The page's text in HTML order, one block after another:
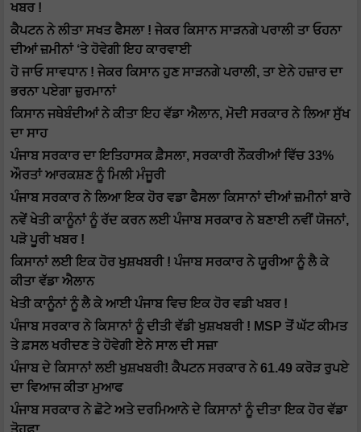
ਖਬਰ !
ਕੈਪਟਨ ਨੇ ਲੀਤਾ ਸਖਤ ਫੈਸਲਾ ! ਜੇਕਰ ਕਿਸਾਨ ਸਾੜਨਗੇ ਪਰਾਲੀ ਤਾ ਓਹਨਾ
ਦੀਆਂ ਜ਼ਮੀਨਾਂ ‘ਤੇ ਹੋਵੇਗੀ ਇਹ ਕਾਰਵਾਈ
ਹੋ ਜਾਓ ਸਾਵਧਾਨ ! ਜੇਕਰ ਕਿਸਾਨ ਹੁਣ ਸਾੜਨਗੇ ਪਰਾਲੀ, ਤਾ ਏਨੇ ਹਜ਼ਾਰ ਦਾ
ਭਰਨਾ ਪਏਗਾ ਜ਼ੁਰਮਾਨਾਂ
ਕਿਸਾਨ ਜਥੇਬੰਦੀਆਂ ਨੇ ਕੀਤਾ ਇਹ ਵੱਡਾ ਐਲਾਨ, ਮੋਦੀ ਸਰਕਾਰ ਨੇ ਲਿਆ ਸੁੱਖ
ਦਾ ਸਾਹ
ਪੰਜਾਬ ਸਰਕਾਰ ਦਾ ਇਤਿਹਾਸਕ ਫ਼ੈਸਲਾ, ਸਰਕਾਰੀ ਨੌਕਰੀਆਂ ਵਿੱਚ 33%
ਔਰਤਾਂ ਆਰਕਸ਼ਣ ਨੂੰ ਮਿਲੀ ਮੰਜੂਰੀ
ਪੰਜਾਬ ਸਰਕਾਰ ਨੇ ਲਿਆ ਇਕ ਹੋਰ ਵਡਾ ਫੈਸਲਾ ਕਿਸਾਨਾਂ ਦੀਆਂ ਜ਼ਮੀਨਾਂ ਬਾਰੇ
ਨਵੇਂ ਖੇਤੀ ਕਾਨੂੰਨਾਂ ਨੂੰ ਰੱਦ ਕਰਨ ਲਈ ਪੰਜਾਬ ਸਰਕਾਰ ਨੇ ਬਣਾਈ ਨਵੀਂ ਯੋਜਨਾਂ,
ਪੜੋ ਪੂਰੀ ਖਬਰ !
ਕਿਸਾਨਾਂ ਲਈ ਇਕ ਹੋਰ ਖੁਸ਼ਖਬਰੀ ! ਪੰਜਾਬ ਸਰਕਾਰ ਨੇ ਯੂਰੀਆ ਨੂੰ ਲੈ ਕੇ
ਕੀਤਾ ਵੱਡਾ ਐਲਾਨ
ਖੇਤੀ ਕਾਨੂੰਨਾਂ ਨੂੰ ਲੈ ਕੇ ਆਈ ਪੰਜਾਬ ਵਿਚ ਇਕ ਹੋਰ ਵਡੀ ਖਬਰ !
ਪੰਜਾਬ ਸਰਕਾਰ ਨੇ ਕਿਸਾਨਾਂ ਨੂੰ ਦੀਤੀ ਵੱਡੀ ਖੁਸ਼ਖਬਰੀ ! MSP ਤੋਂ ਘੱਟ ਕੀਮਤ
ਤੇ ਫ਼ਸਲ ਖਰੀਦਣ ਤੇ ਹੋਵੇਗੀ ਏਨੇ ਸਾਲ ਦੀ ਸਜ਼ਾ
ਪੰਜਾਬ ਦੇ ਕਿਸਾਨਾਂ ਲਈ ਖੁਸ਼ਖਬਰੀ! ਕੈਪਟਨ ਸਰਕਾਰ ਨੇ 61.49 ਕਰੋੜ ਰੁਪਏ
ਦਾ ਵਿਆਜ ਕੀਤਾ ਮੁਆਫ
ਪੰਜਾਬ ਸਰਕਾਰ ਨੇ ਛੋਟੇ ਅਤੇ ਦਰਮਿਆਨੇ ਦੇ ਕਿਸਾਨਾਂ ਨੂੰ ਦੀਤਾ ਇਕ ਹੋਰ ਵੱਡਾ